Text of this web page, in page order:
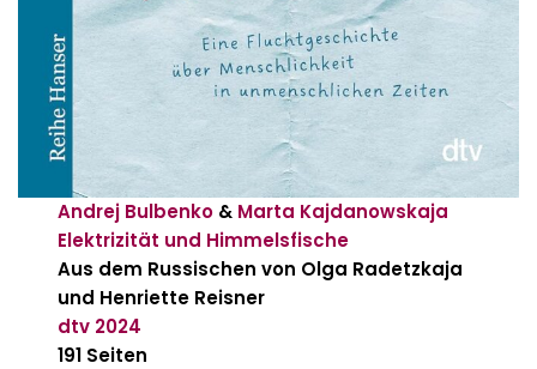
Andrej Bulbenko & Marta Kajdanowskaja
Elektrizität und Himmelsfische
Aus dem Russischen von Olga Radetzkaja
und Henriette Reisner
dtv 2024
191 Seiten